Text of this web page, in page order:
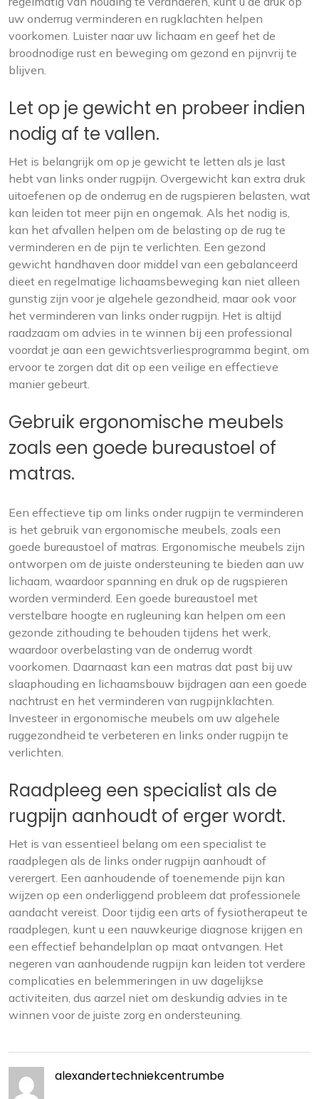
uw onderrug verminderen en rugklachten helpen
voorkomen. Luister naar uw lichaam en geef het de
broodnodige rust en beweging om gezond en pijnvrij te
blijven.
Let op je gewicht en probeer indien
nodig af te vallen.
Het is belangrijk om op je gewicht te letten als je last
hebt van links onder rugpijn. Overgewicht kan extra druk
uitoefenen op de onderrug en de rugspieren belasten, wat
kan leiden tot meer pijn en ongemak. Als het nodig is,
kan het afvallen helpen om de belasting op de rug te
verminderen en de pijn te verlichten. Een gezond
gewicht handhaven door middel van een gebalanceerd
dieet en regelmatige lichaamsbeweging kan niet alleen
gunstig zijn voor je algehele gezondheid, maar ook voor
het verminderen van links onder rugpijn. Het is altijd
raadzaam om advies in te winnen bij een professional
voordat je aan een gewichtsverliesprogramma begint, om
ervoor te zorgen dat dit op een veilige en effectieve
manier gebeurt.
Gebruik ergonomische meubels
zoals een goede bureaustoel of
matras.
Een effectieve tip om links onder rugpijn te verminderen
is het gebruik van ergonomische meubels, zoals een
goede bureaustoel of matras. Ergonomische meubels zijn
ontworpen om de juiste ondersteuning te bieden aan uw
lichaam, waardoor spanning en druk op de rugspieren
worden verminderd. Een goede bureaustoel met
verstelbare hoogte en rugleuning kan helpen om een
gezonde zithouding te behouden tijdens het werk,
waardoor overbelasting van de onderrug wordt
voorkomen. Daarnaast kan een matras dat past bij uw
slaaphouding en lichaamsbouw bijdragen aan een goede
nachtrust en het verminderen van rugpijnklachten.
Investeer in ergonomische meubels om uw algehele
ruggezondheid te verbeteren en links onder rugpijn te
verlichten.
Raadpleeg een specialist als de
rugpijn aanhoudt of erger wordt.
Het is van essentieel belang om een specialist te
raadplegen als de links onder rugpijn aanhoudt of
verergert. Een aanhoudende of toenemende pijn kan
wijzen op een onderliggend probleem dat professionele
aandacht vereist. Door tijdig een arts of fysiotherapeut te
raadplegen, kunt u een nauwkeurige diagnose krijgen en
een effectief behandelplan op maat ontvangen. Het
negeren van aanhoudende rugpijn kan leiden tot verdere
complicaties en belemmeringen in uw dagelijkse
activiteiten, dus aarzel niet om deskundig advies in te
winnen voor de juiste zorg en ondersteuning.
alexandertechniekcentrumbe